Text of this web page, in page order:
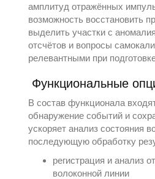
амплитуд отражённых
возможность восстановить
выделить участки с
отсчётов и вопросы
релевантными при
Функциональные
В состав функционала
обнаружение событий и
ускоряет анализ состояния
последующую обработку
регистрация и анализ
волоконной линии